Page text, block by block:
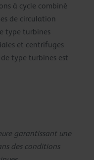
à cycle combiné
de circulation
type turbines
et centrifuges
type turbines est
garantissant une
des conditions